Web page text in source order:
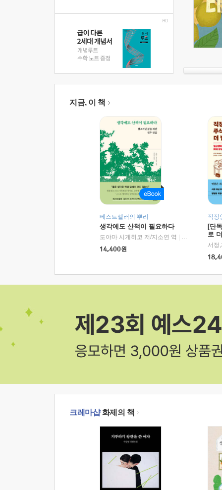
지금, 이 책
베스트셀러의 뿌리
생각에도 산책이 필요하다
도야마 시게히코 저/지소연 역
알에이치코리
14,400원
직장
[단
로
크레마샵화제의 책